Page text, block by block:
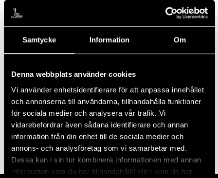
Samtycke Information Om
Denna webbplats använder cookies
Vi använder enhetsidentifierare för att anpassa innehållet
och annonserna till användarna, tillhandahålla funktioner
för sociala medier och analysera vår trafik. Vi
vidarebefordrar även sådana identifierare och annan
information från din enhet till de sociala medier och
annons- och analysföretag som vi samarbetar med.
Dessa kan i sin tur kombinera informationen med annan
information som du har tillhandahållit eller som de har
Nästa dag
Prenumerera på kalender